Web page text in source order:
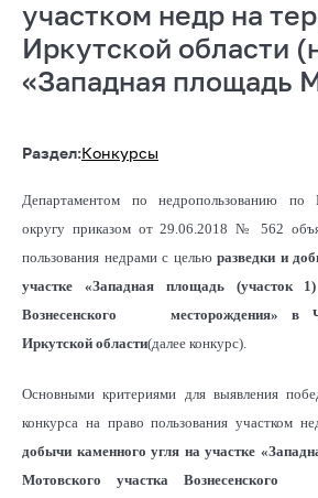
участком недр на
Иркутской области
«Западная площадь
Раздел:Конкурсы
Департаментом по недропользованию по
округу приказом от 29.06.2018 № 562
пользования недрами с цельюразведки и
участке «Западная площадь (участок
Вознесенского месторождения» в
Иркутской области(далее конкурс).
Основными критериями для выявления
конкурса на право пользования участком
добычи каменного угля на участке
Мотовского участка